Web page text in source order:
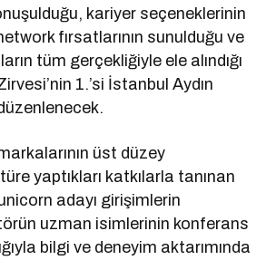
kariyer seçeneklerinin
fırsatlarının sunulduğu ve
tüm gerçekliğiyle ele alındığı
1.’si İstanbul Aydın
üst düzey
yaptıkları katkılarla tanınan
adayı girişimlerin
uzman isimlerinin konferans
bilgi ve deneyim aktarımında